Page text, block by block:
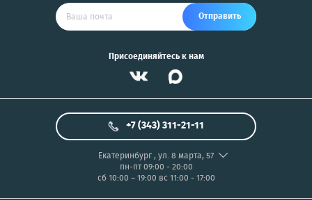
Отправить
Присоединяйтесь к нам
+7 (343) 311-21-11
Екатеринбург, ул. 8 марта, 57
пн-пт 09:00 - 20:00
сб 10:00 – 19:00 вс 11:00 - 17:00